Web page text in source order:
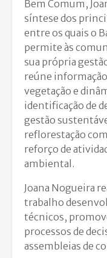
Bem Comum,
síntese dos
entre os quais o
permite às
sua própria
reúne
vegetação e
identificação de
gestão
reflorestação
reforço de
ambiental.
Joana Nogueira
trabalho
técnicos,
processos de
assembleias de